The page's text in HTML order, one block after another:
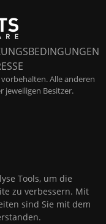
Alle anderen
jeweiligen Besitzer.
Tools, um die
zu verbessern. Mit
sind Sie mit dem